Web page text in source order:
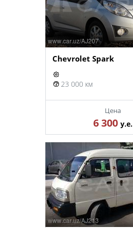
Chevrolet Spark
23 000 км
Цена
6 300 у.е.